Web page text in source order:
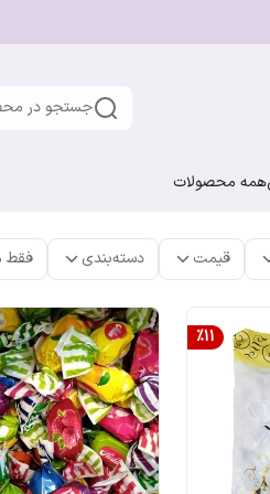
جستجو در
همه محصولات
قیمت دسته‌بندی فقط
%11